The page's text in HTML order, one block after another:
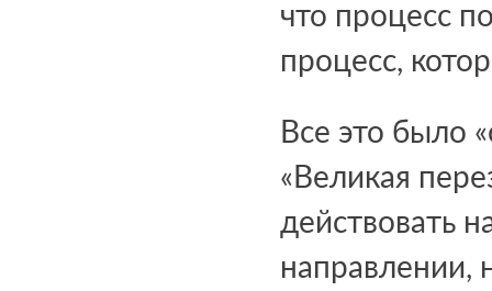
что процесс
процесс,
Все это было
«Великая
действовать
направлении,